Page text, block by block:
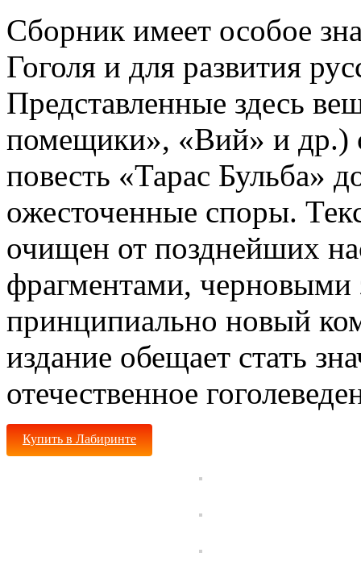
Сборник имеет особое
Гоголя и для развития
Представленные здесь
помещики», «Вий» и др.)
повесть «Тарас Бульба»
ожесточенные споры.
очищен от позднейших
фрагментами,
принципиально новый
издание обещает стать
отечественное
Купить в Лабиринте